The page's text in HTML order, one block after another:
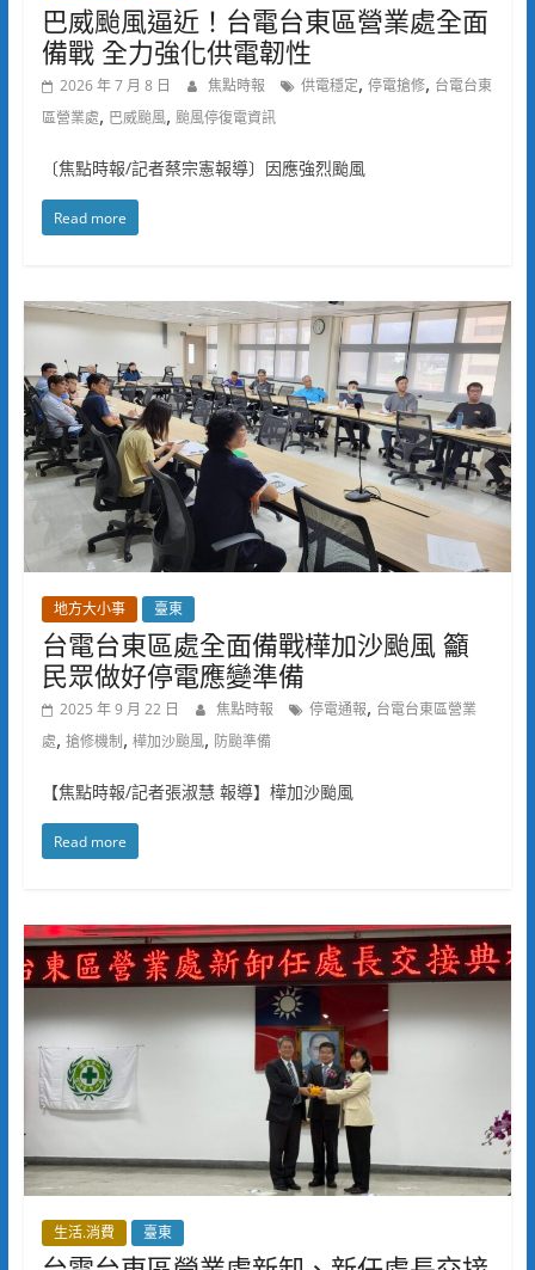
巴威颱風逼近！台電台東區營業處全面
備戰 全力強化供電韌性
2026 年 7 月 8 日 焦點時報 供電穩定, 停電搶修, 台電台東
區營業處, 巴威颱風, 颱風停復電資訊
〔焦點時報/記者蔡宗憲報導〕因應強烈颱風
Read more
地方大小事 臺東
台電台東區處全面備戰樺加沙颱風 籲
民眾做好停電應變準備
2025 年 9 月 22 日 焦點時報 停電通報, 台電台東區營業
處, 搶修機制 , 樺加沙颱風, 防颱準備
【焦點時報/記者張淑慧 報導】樺加沙颱風
Read more
生活.消費 臺東